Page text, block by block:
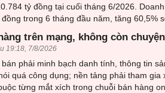
tỷ đồng tại cuối tháng 6/2026.
trong 6 tháng đầu năm, tăng 60,5%
trên mạng, không còn
19:18, 7/8/2026
phải minh bạch danh tính, thông tin
quá công dụng; nền tảng phải tham
từng mắt xích trong chuỗi bán hàng